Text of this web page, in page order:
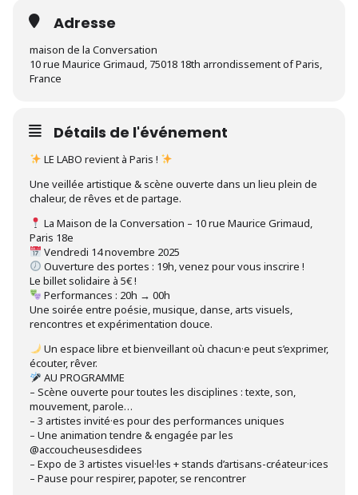
Adresse
maison de la Conversation
10 rue Maurice Grimaud, 75018 18th arrondissement of Paris,
France
Détails de l'événement
LE LABO revient à Paris !
Une veillée artistique & scène ouverte dans un lieu plein de
chaleur, de rêves et de partage.
La Maison de la Conversation – 10 rue Maurice Grimaud,
Paris 18e
Vendredi 14 novembre 2025
Ouverture des portes : 19h, venez pour vous inscrire !
Le billet solidaire à 5€ !
Performances : 20h → 00h
Une soirée entre poésie, musique, danse, arts visuels,
rencontres et expérimentation douce.
Un espace libre et bienveillant où chacun·e peut s’exprimer,
écouter, rêver.
AU PROGRAMME
– Scène ouverte pour toutes les disciplines : texte, son,
mouvement, parole…
– 3 artistes invité·es pour des performances uniques
– Une animation tendre & engagée par les
@accoucheusesdidees
– Expo de 3 artistes visuel·les + stands d’artisans-créateur·ices
– Pause pour respirer, papoter, se rencontrer